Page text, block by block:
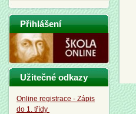
Přihlášení
Užitečné odkazy
Online registrace - Zápis
do 1. třídy